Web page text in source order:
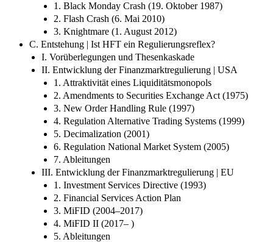
1. Black Monday Crash (19. Oktober 1987)
2. Flash Crash (6. Mai 2010)
3. Knightmare (1. August 2012)
C. Entstehung | Ist HFT ein Regulierungsreflex?
I. Vorüberlegungen und Thesenkaskade
II. Entwicklung der Finanzmarktregulierung | USA
1. Attraktivität eines Liquiditätsmonopols
2. Amendments to Securities Exchange Act (1975)
3. New Order Handling Rule (1997)
4. Regulation Alternative Trading Systems (1999)
5. Decimalization (2001)
6. Regulation National Market System (2005)
7. Ableitungen
III. Entwicklung der Finanzmarktregulierung | EU
1. Investment Services Directive (1993)
2. Financial Services Action Plan
3. MiFID (2004–2017)
4. MiFID II (2017– )
5. Ableitungen